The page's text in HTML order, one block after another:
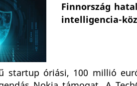
Finnország
intelligencia-
startup óriási, 100 millió